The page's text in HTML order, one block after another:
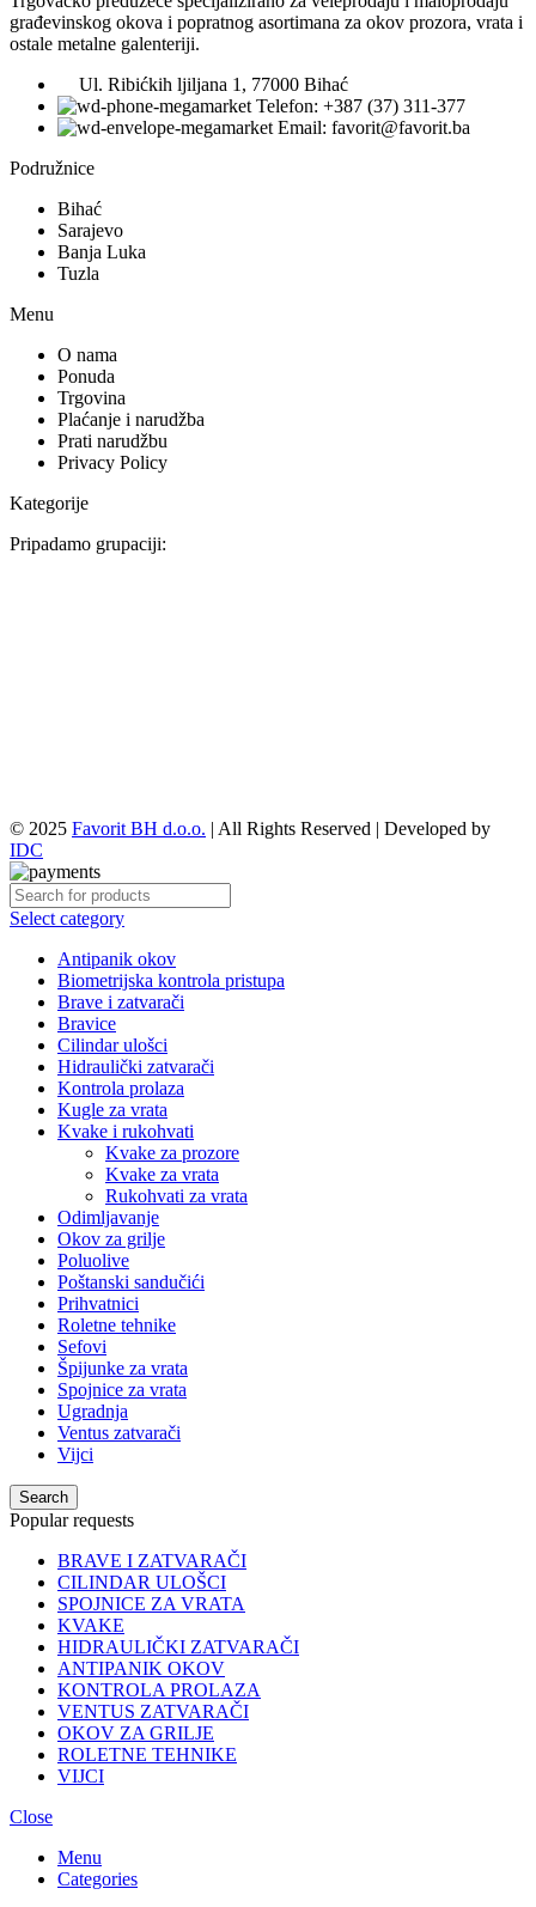
građevinskog okova i popratnog asortimana za okov prozora, vrata i
ostale metalne galenteriji.
Ul. Ribićkih ljiljana 1, 77000 Bihać
Telefon: +387 (37) 311-377
Email: favorit@favorit.ba
Podružnice
Bihać
Sarajevo
Banja Luka
Tuzla
Menu
O nama
Ponuda
Trgovina
Plaćanje i narudžba
Prati narudžbu
Privacy Policy
Kategorije
Pripadamo grupaciji:
© 2025 Favorit BH d.o.o. | All Rights Reserved | Developed by
IDC
Select category
Antipanik okov
Biometrijska kontrola pristupa
Brave i zatvarači
Bravice
Cilindar ulošci
Hidraulički zatvarači
Kontrola prolaza
Kugle za vrata
Kvake i rukohvati
Kvake za prozore
Kvake za vrata
Rukohvati za vrata
Odimljavanje
Okov za grilje
Poluolive
Poštanski sandučići
Prihvatnici
Roletne tehnike
Sefovi
Špijunke za vrata
Spojnice za vrata
Ugradnja
Ventus zatvarači
Vijci
Search
Popular requests
BRAVE I ZATVARAČI
CILINDAR ULOŠCI
SPOJNICE ZA VRATA
KVAKE
HIDRAULIČKI ZATVARAČI
ANTIPANIK OKOV
KONTROLA PROLAZA
VENTUS ZATVARAČI
OKOV ZA GRILJE
ROLETNE TEHNIKE
VIJCI
Close
Menu
Categories